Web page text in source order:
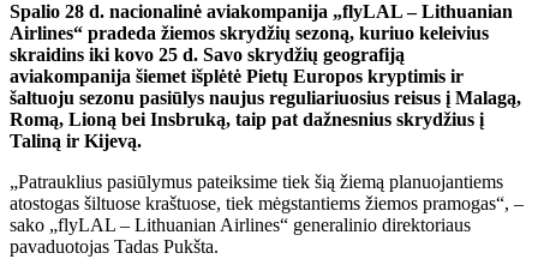
Spalio 28 d. nacionalinė aviakompanija „flyLAL – Lithuanian
Airlines“ pradeda žiemos skrydžių sezoną, kuriuo keleivius
skraidins iki kovo 25 d. Savo skrydžių geografiją
aviakompanija šiemet išplėtė Pietų Europos kryptimis ir
šaltuoju sezonu pasiūlys naujus reguliariuosius reisus į Malagą,
Romą, Lioną bei Insbruką, taip pat dažnesnius skrydžius į
Taliną ir Kijevą.
„Patrauklius pasiūlymus pateiksime tiek šią žiemą planuojantiems
atostogas šiltuose kraštuose, tiek mėgstantiems žiemos pramogas“, –
sako „flyLAL – Lithuanian Airlines“ generalinio direktoriaus
pavaduotojas Tadas Pukšta.